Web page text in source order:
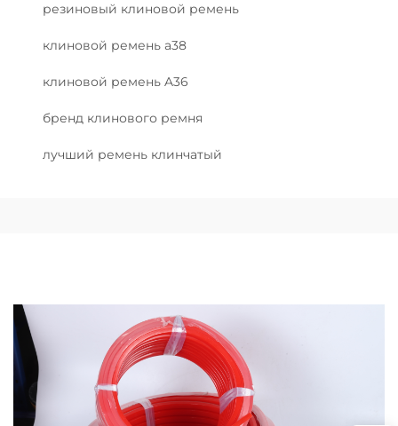
резиновый клиновой ремень
клиновой ремень a38
клиновой ремень A36
бренд клинового ремня
лучший ремень клинчатый